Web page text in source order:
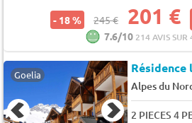
- 18 % 245 € 201 €
7.6/10 214 AVIS SUR
Goelia
Alpes du
2 PIECES 4